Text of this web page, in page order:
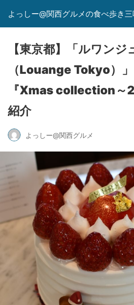
よっしー@関西グルメの食べ歩き
【東京都】「ルワンジ
（Louange Tokyo）
『Xmas collection～
紹介
よっしー@関西グルメ